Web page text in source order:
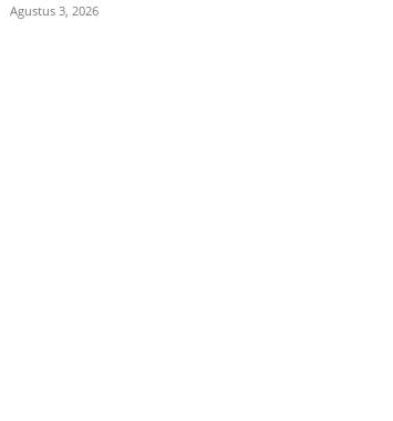
Agustus 3, 2026